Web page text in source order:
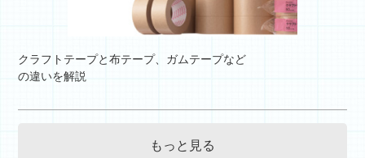
クラフトテープと布テープ、ガムテープなど
の違いを解説
もっと見る